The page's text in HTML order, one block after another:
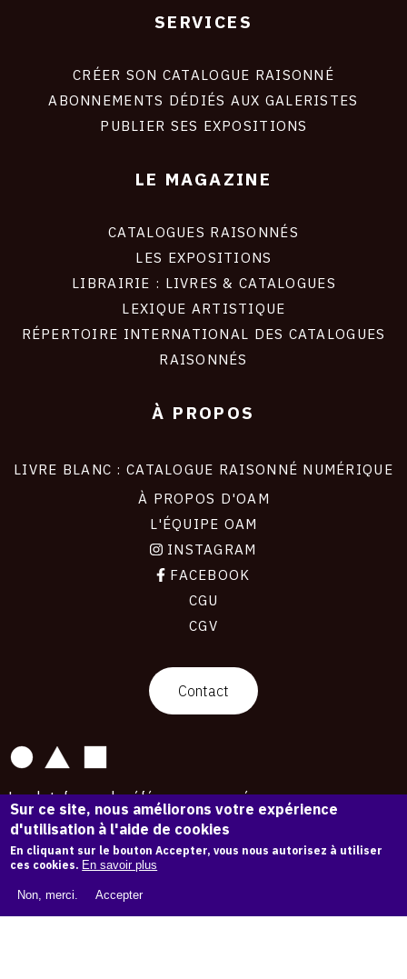
SERVICES
CRÉER SON CATALOGUE RAISONNÉ
ABONNEMENTS DÉDIÉS AUX GALERISTES
PUBLIER SES EXPOSITIONS
LE MAGAZINE
CATALOGUES RAISONNÉS
LES EXPOSITIONS
LIBRAIRIE : LIVRES & CATALOGUES
LEXIQUE ARTISTIQUE
RÉPERTOIRE INTERNATIONAL DES CATALOGUES
RAISONNÉS
À PROPOS
LIVRE BLANC : CATALOGUE RAISONNÉ NUMÉRIQUE
À PROPOS D'OAM
L'ÉQUIPE OAM
INSTAGRAM
FACEBOOK
CGU
CGV
Contact
La plateforme de référence pour créer,
conserver et promouvoir l'Histoire de l'Art.
Des catalogues raisonnés aux archives
d'expositions.
43 254 œuvres d'art — 7 587 expositions
Copyright © OAM 2026. Tous droits réservés.
Sur ce site, nous améliorons votre expérience
d'utilisation à l'aide de cookies
En cliquant sur le bouton Accepter, vous nous autorisez à utiliser
ces cookies. En savoir plus
Non, merci. Accepter